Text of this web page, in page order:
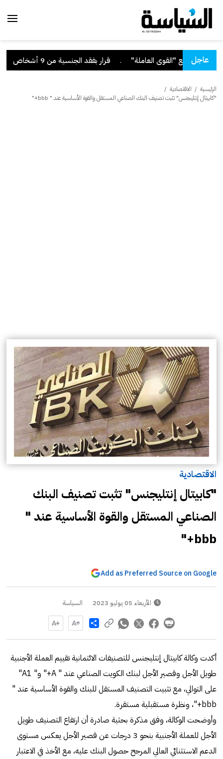
عاجل . قرار بفقد الجنسية من 9 أشخاص .
الرئيسية / الاقتصادية /
"كابيتال إنتليجنس" تثبت تصنيف البنك الصناعي المستقل والقوة الأساسية عند " bbb+"
الاقتصادية
"كابيتال إنتليجنس" تثبت تصنيف البنك
الصناعي المستقل والقوة الأساسية عند "
bbb+"
Add as Preferred Source on Google
الأربعاء 05 يوليو 2023 السياسة
Share
أكدت وكالة كابيتال إنتليجنس للتصنيفات الائتمانية تقييم العملة الأجنبية
طويل الأجل وقصير الأجل لبنك الكويت الصناعي عند " A+" و" A1"
على التوالي، مع تثبيت التصنيف المستقل للبنك والقوة الأساسية عند "
bbb+"، ونظرة مستقبلية مستقرة.
وأوضحت الوكالة، وفق مذكرة بحثية صادرة أن ارتفاع التصنيف طويل
الأجل للعملة الأجنبية بنحو 3 درجات عن قصير الأجل يعكس مستوى
الدعم الاستثنائي العالي المرجح حصول البنك عليه، مع الأخذ في الاعتبار